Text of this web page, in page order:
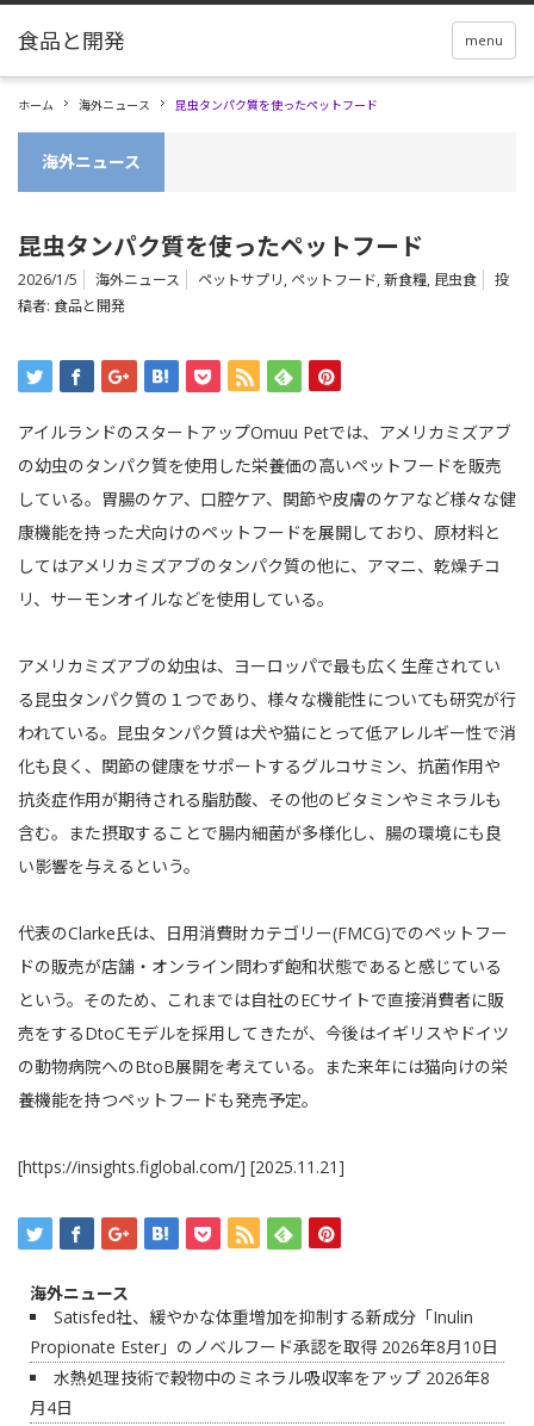
menu
ホーム 海外ニュース 昆虫タンパク質を使ったペットフード
海外ニュース
昆虫タンパク質を使ったペットフード
2026/1/5 海外ニュース ペットサプリ, ペットフード, 新食糧, 昆虫食
投
稿者: 食品と開発
アイルランドのスタートアップOmuu Petでは、アメリカミズアブ
の幼虫のタンパク質を使用した栄養価の高いペットフードを販売
している。胃腸のケア、口腔ケア、関節や皮膚のケアなど様々な健
康機能を持った犬向けのペットフードを展開しており、原材料と
してはアメリカミズアブのタンパク質の他に、アマニ、乾燥チコ
リ、サーモンオイルなどを使用している。
アメリカミズアブの幼虫は、ヨーロッパで最も広く生産されてい
る昆虫タンパク質の１つであり、様々な機能性についても研究が行
われている。昆虫タンパク質は犬や猫にとって低アレルギー性で消
化も良く、関節の健康をサポートするグルコサミン、抗菌作用や
抗炎症作用が期待される脂肪酸、その他のビタミンやミネラルも
含む。また摂取することで腸内細菌が多様化し、腸の環境にも良
い影響を与えるという。
代表のClarke氏は、日用消費財カテゴリー(FMCG)でのペットフー
ドの販売が店舗・オンライン問わず飽和状態であると感じている
という。そのため、これまでは自社のECサイトで直接消費者に販
売をするDtoCモデルを採用してきたが、今後はイギリスやドイツ
の動物病院へのBtoB展開を考えている。また来年には猫向けの栄
養機能を持つペットフードも発売予定。
[https://insights.figlobal.com/] [2025.11.21]
海外ニュース
Satisfed社、緩やかな体重増加を抑制する新成分「Inulin
Propionate Ester」のノベルフード承認を取得 2026年8月10日
水熱処理技術で穀物中のミネラル吸収率をアップ 2026年8
月4日